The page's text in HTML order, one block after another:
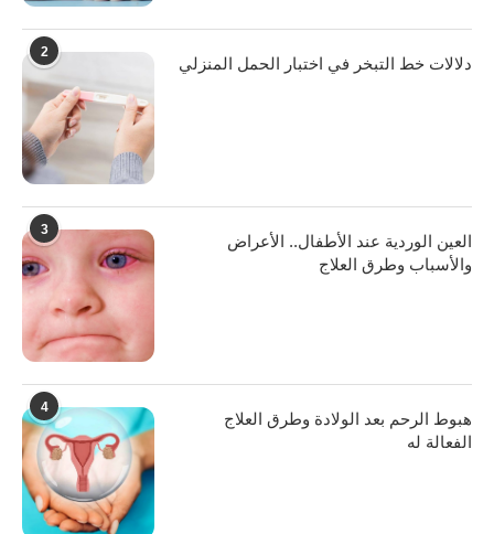
2
دلالات خط التبخر في اختبار الحمل المنزلي
3
العين الوردية عند الأطفال.. الأعراض
والأسباب وطرق العلاج
4
هبوط الرحم بعد الولادة وطرق العلاج
الفعالة له